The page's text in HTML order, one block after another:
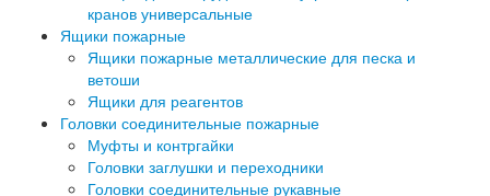
кранов универсальные
Ящики пожарные
Ящики пожарные металлические для песка и
ветоши
Ящики для реагентов
Головки соединительные пожарные
Муфты и контргайки
Головки заглушки и переходники
Головки соединительные рукавные